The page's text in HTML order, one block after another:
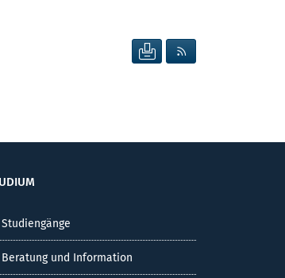
SEITE DRUCKEN
Studiengänge
Beratung und Information